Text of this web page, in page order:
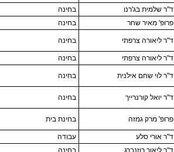
ד"ר שלמית בג'רנו בחינה
פרופ' מאיר שחר בחינה
ד"ר ליאורה צרפתי בחינה
ד"ר ליאורה צרפתי בחינה
ד"ר לוי שחם אילנית בחינה
ד"ר יואל קורנרייך בחינה
פרופ' מרק גמזה בחינת בית
ד"ר אורי סלע עבודה
ד"ר ליאור רוזנברג בחינה